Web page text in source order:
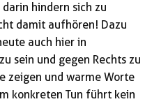
hindern sich zu
damit aufhören! Dazu
auch hier in
sein und gegen Rechts zu
zeigen und warme Worte
konkreten Tun führt kein